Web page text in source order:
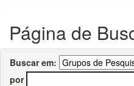
Página de
Buscar em:
por